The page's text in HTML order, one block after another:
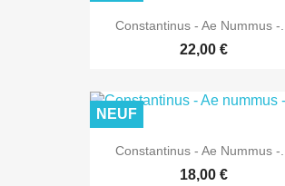
Constantinus - Ae Nummus -...
22,00 €
Constantinus - Ae Nummus -...
18,00 €
NEUF